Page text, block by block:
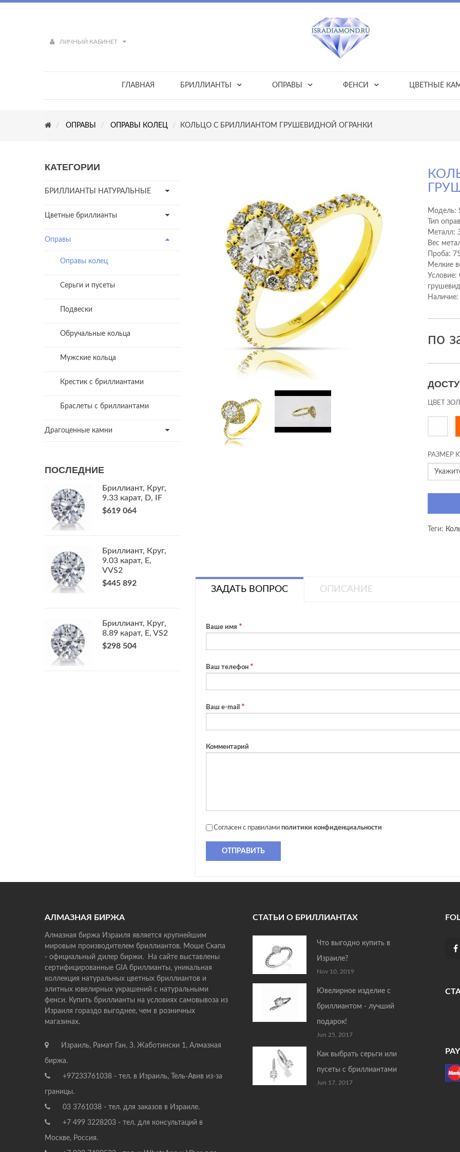
ЛИЧНЫЙ КАБИНЕТ
ГЛАВНАЯ БРИЛЛИАНТЫ ОПРАВЫ ФЕНСИ ЦВЕТНЫЕ
ОПРАВЫ ОПРАВЫ КОЛЕЦ КОЛЬЦО С БРИЛЛИАНТОМ ГРУШЕВИДНОЙ ОГРАНКИ
КАТЕГОРИИ
БРИЛЛИАНТЫ НАТУРАЛЬНЫЕ
Цветные бриллианты
Оправы
Оправы колец
Серьги и пусеты
Подвески
Обручальные кольца
Мужские кольца
Крестик с бриллиантами
Браслеты с бриллиантами
Драгоценные камни
ПОСЛЕДНИЕ
Бриллиант, Круг,
9.33 карат, D, IF
$619 064
Бриллиант, Круг,
9.03 карат, E,
VVS2
$445 892
Бриллиант, Круг,
8.89 карат, E, VS2
$298 504
Модель:
Тип
Металл:
Вес
Проба:
Мелкие
Условие:
Наличие:
по
ЦВЕТ
РАЗМЕР
Теги:
ЗАДАТЬ ВОПРОС ОПИСАНИЕ
Ваше имя
Ваш телефон
Ваш e-mail
Комментарий
Согласен с правилами политики конфиденциальности
ОТПРАВИТЬ
АЛМАЗНАЯ БИРЖА
Алмазная биржа Израиля является крупнейшим
мировым производителем бриллиантов. Моше Скапа
- официальный дилер биржи. На сайте выставлены
сертифицированные GIA бриллианты, уникальная
коллекция натуральных цветных бриллиантов и
элитных ювелирных украшений с натуральными
фенси. Купить бриллианты на условиях самовывоза из
Израиля гораздо выгоднее, чем в розничных
магазинах.
Израиль, Рамат Ган, З. Жаботински 1, Алмазная
биржа.
+97233761038 - тел. в Израиль, Тель-Авив из-за
границы.
03 3761038 - тел. для заказов в Израиле.
+7 499 3228203 - тел. для консультаций в
Москве, Россия.
СТАТЬИ О БРИЛЛИАНТАХ
Что выгодно купить в
Израиле?
Nov 10, 2019
Ювелирное изделие с
бриллиантом - лучший
подарок!
Jun 25, 2017
Как выбрать серьги или
пусеты с бриллиантами
Jun 17, 2017